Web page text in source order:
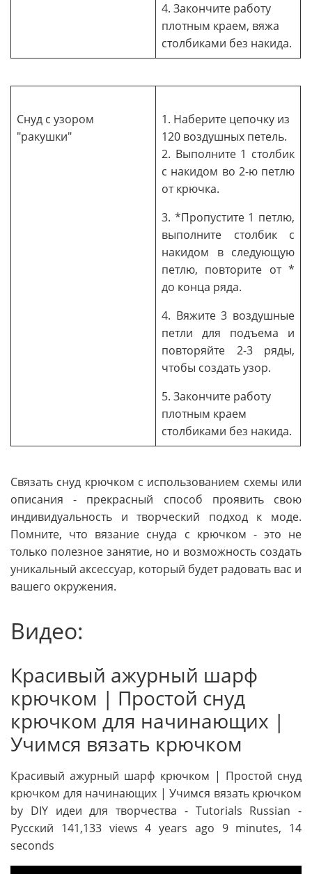
4. Закончите работу
плотным краем, вяжа
столбиками без накида.
Снуд с узором
"ракушки"
1. Наберите цепочку из
120 воздушных петель.
2. Выполните 1 столбик
с накидом во 2-ю петлю
от крючка.
3. *Пропустите 1 петлю,
выполните столбик с
накидом в следующую
петлю, повторите от *
до конца ряда.
4. Вяжите 3 воздушные
петли для подъема и
повторяйте 2-3 ряды,
чтобы создать узор.
5. Закончите работу
плотным краем
столбиками без накида.
Связать снуд крючком с использованием схемы или
описания - прекрасный способ проявить свою
индивидуальность и творческий подход к моде.
Помните, что вязание снуда с крючком - это не
только полезное занятие, но и возможность создать
уникальный аксессуар, который будет радовать вас и
вашего окружения.
Видео:
Красивый ажурный шарф
крючком | Простой снуд
крючком для начинающих |
Учимся вязать крючком
Красивый ажурный шарф крючком | Простой снуд
крючком для начинающих | Учимся вязать крючком
by DIY идеи для творчества - Tutorials Russian -
Русский 141,133 views 4 years ago 9 minutes, 14
seconds